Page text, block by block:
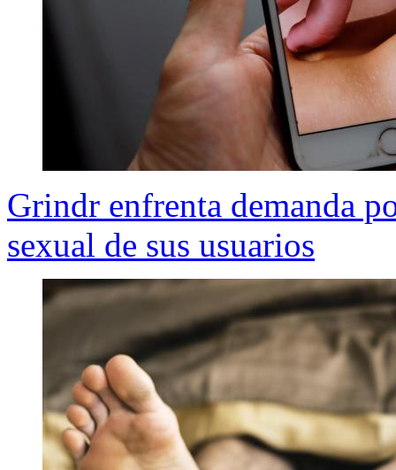
Grindr enfrenta demanda
sexual de sus usuarios